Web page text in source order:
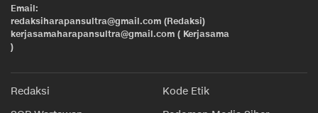
Email:
redaksiharapansultra@gmail.com (Redaksi)
kerjasamaharapansultra@gmail.com ( Kerjasama
)
Redaksi
Kode Etik